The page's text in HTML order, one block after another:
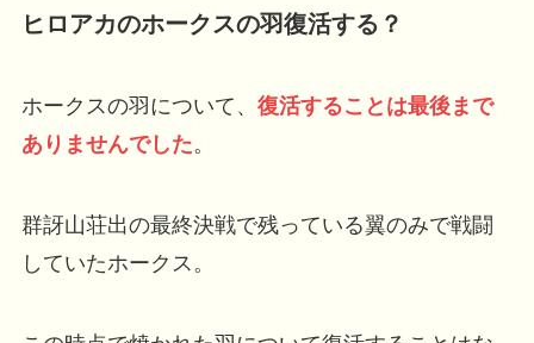
ヒロアカのホークスの羽復活する？
ホークスの羽について、 復活することは最後まで
ありませんでした。
群訝山荘出の最終決戦で残っている翼のみで戦闘
していたホークス。